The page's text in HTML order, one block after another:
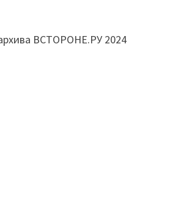
ВСТОРОНЕ.РУ 2024